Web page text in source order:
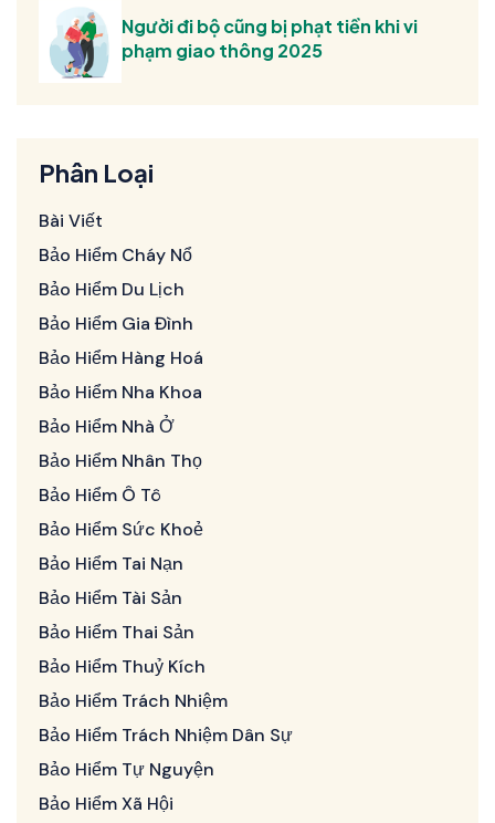
Người đi bộ cũng bị phạt tiền khi vi
phạm giao thông 2025
Phân Loại
Bài Viết
Bảo Hiểm Cháy Nổ
Bảo Hiểm Du Lịch
Bảo Hiểm Gia Đình
Bảo Hiểm Hàng Hoá
Bảo Hiểm Nha Khoa
Bảo Hiểm Nhà Ở
Bảo Hiểm Nhân Thọ
Bảo Hiểm Ô Tô
Bảo Hiểm Sức Khoẻ
Bảo Hiểm Tai Nạn
Bảo Hiểm Tài Sản
Bảo Hiểm Thai Sản
Bảo Hiểm Thuỷ Kích
Bảo Hiểm Trách Nhiệm
Bảo Hiểm Trách Nhiệm Dân Sự
Bảo Hiểm Tự Nguyện
Bảo Hiểm Xã Hội